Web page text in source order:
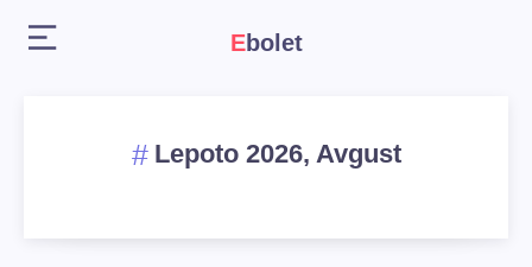
Ebolet
Lepoto 2026, Avgust